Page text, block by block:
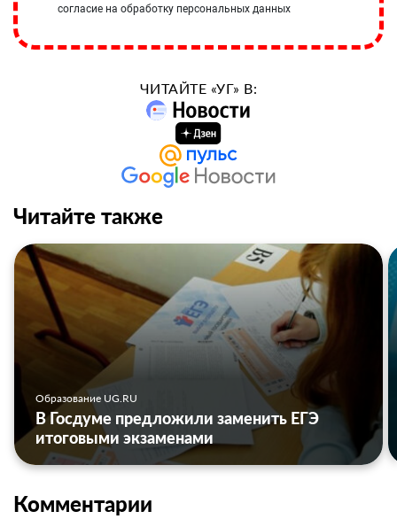
согласие на обработку персональных данных
ЧИТАЙТЕ «УГ» В:
Читайте также
Образование UG.RU
В Госдуме предложили заменить ЕГЭ
итоговыми экзаменами
Комментарии